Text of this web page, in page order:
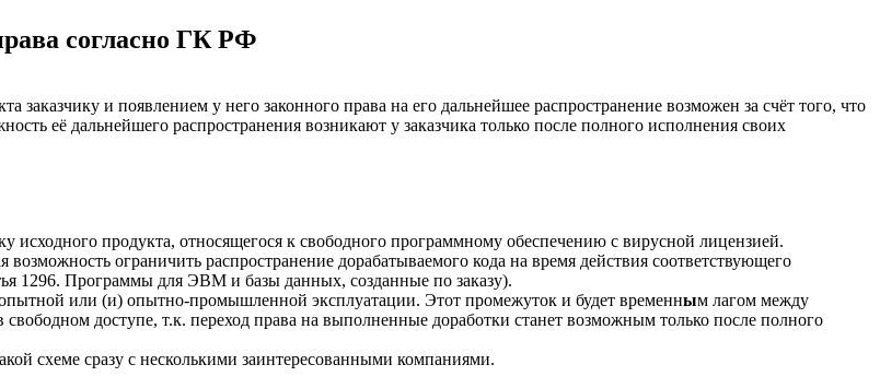
согласно ГК РФ
заказчику и появлением у него законного права на его дальнейшее распространение возможен за счёт того, что
её дальнейшего распространения возникают у заказчика только после полного исполнения своих
исходного продукта, относящегося к свободного программному обеспечению с вирусной лицензией.
ограничить распространение дорабатываемого кода на время действия соответствующего
1296. Программы для ЭВМ и базы данных, созданные по заказу).
или (и) опытно-промышленной эксплуатации. Этот промежуток и будет временным лагом между
доступе, т.к. переход права на выполненные доработки станет возможным только после полного
схеме сразу с несколькими заинтересованными компаниями.